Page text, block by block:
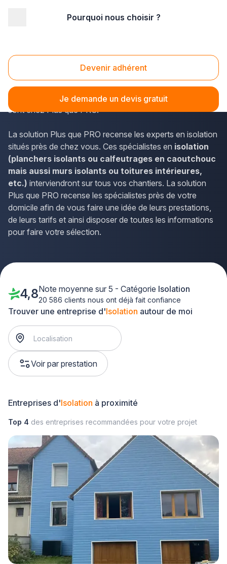
Pourquoi nous choisir ?
Devenir adhérent
Je demande un devis gratuit
Isolation Marck (62730)
Dans le Nord-Pas-de-Calais, les informations de contact
des professionnels de l'isolation à disposition à Marck
sont chez Plus que PRO.
La solution Plus que PRO recense les experts en isolation
situés près de chez vous. Ces spécialistes en isolation
(planchers isolants ou calfeutrages en caoutchouc
mais aussi murs isolants ou toitures intérieures,
etc.) interviendront sur tous vos chantiers. La solution
Plus que PRO recense les spécialistes près de votre
domicile afin de vous faire une idée de leurs prestations,
de leurs tarifs et ainsi disposer de toutes les informations
pour faire votre sélection.
Trouver une entreprise d'Isolation autour de moi
Voir par prestation
4,8Note moyenne sur 5 - Catégorie Isolation
20 586 clients nous ont déjà fait confiance
Entreprises d'Isolation à proximité
Top 4 des entreprises recommandées pour votre projet